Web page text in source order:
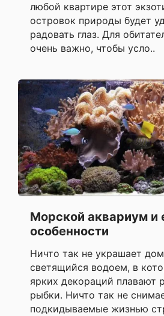
любой квартире этот
островок природы будет
радовать глаз. Для
очень важно, чтобы усло..
Морской аквариум и
особенности
Ничто так не украшает
светящийся водоем, в
ярких декораций плавают
рыбки. Ничто так не
подкидываемые жизнью